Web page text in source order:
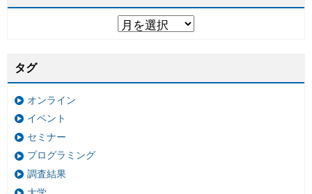
タグ
オンライン
イベント
セミナー
プログラミング
調査結果